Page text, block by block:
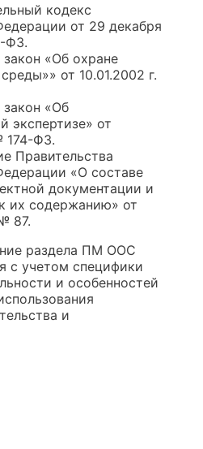
кодекс
от 29 декабря
ФЗ.
«Об охране
от 10.01.2002 г.
«Об
экспертизе» от
174-ФЗ.
Правительства
«О составе
документации и
их содержанию» от
87.
раздела ПМ ООС
с учетом специфики
и особенностей
и